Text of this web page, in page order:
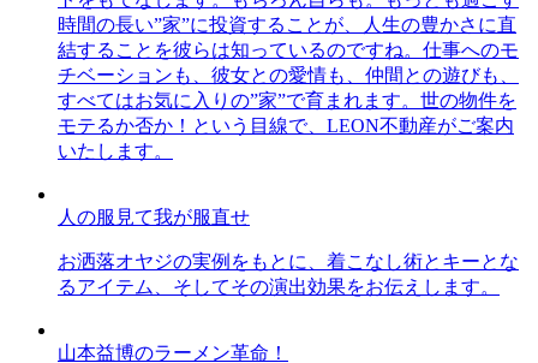
時間の長い”家”に投資することが、人生の豊かさに直
結することを彼らは知っているのですね。仕事へのモ
チベーションも、彼女との愛情も、仲間との遊びも、
すべてはお気に入りの”家”で育まれます。世の物件を
モテるか否か！という目線で、LEON不動産がご案内
いたします。
人の服見て我が服直せ
お洒落オヤジの実例をもとに、着こなし術とキーとな
るアイテム、そしてその演出効果をお伝えします。
山本益博のラーメン革命！